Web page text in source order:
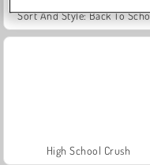
Sort And Style: Back To
High School Crush